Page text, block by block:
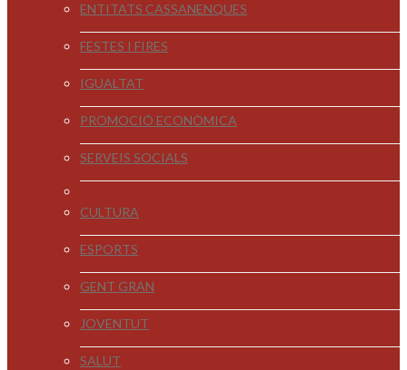
ENTITATS CASSANENQUES
FESTES I FIRES
IGUALTAT
PROMOCIÓ ECONÒMICA
SERVEIS SOCIALS
CULTURA
ESPORTS
GENT GRAN
JOVENTUT
SALUT